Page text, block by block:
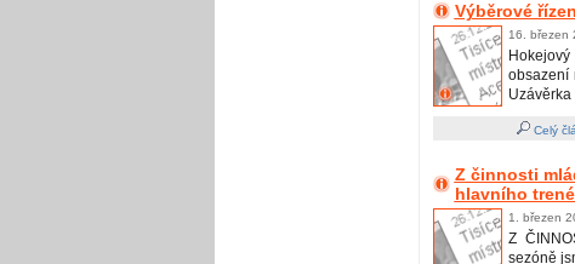
Výběrové
16. březen
obsazení
Uzávěrka
Celý
Z činnosti
hlavního
1. březen
Z
sezóně